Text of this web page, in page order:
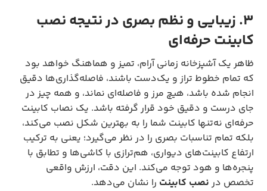
۳. زیبایی و نظم بصری در نتیجه نصب
کابینت حرفه‌ای
ظاهر یک آشپزخانه زمانی آرام، تمیز و هماهنگ خواهد بود
که تمام خطوط تراز و یک‌دست باشند، فاصله‌گذاری‌ها دقیق
انجام شده باشد، هیچ مرز و فاصله‌ای نماند، و همه چیز در
جای درست و دقیق خود قرار گرفته باشد. یک نصاب کابینت
حرفه‌ای نه‌تنها کابینت شما را به بهترین شکل نصب می‌کند،
بلکه تمام تناسبات بصری را در نظر می‌گیرد؛ یعنی به ترکیب
ارتفاع کابینت‌های دیواری، هم‌ترازی با کاشی‌ها و تطابق با
پنجره‌ها و هود توجه می‌کند. این دقت، ارزش واقعی
تخصص در نصب کابینت را نشان می‌دهد.